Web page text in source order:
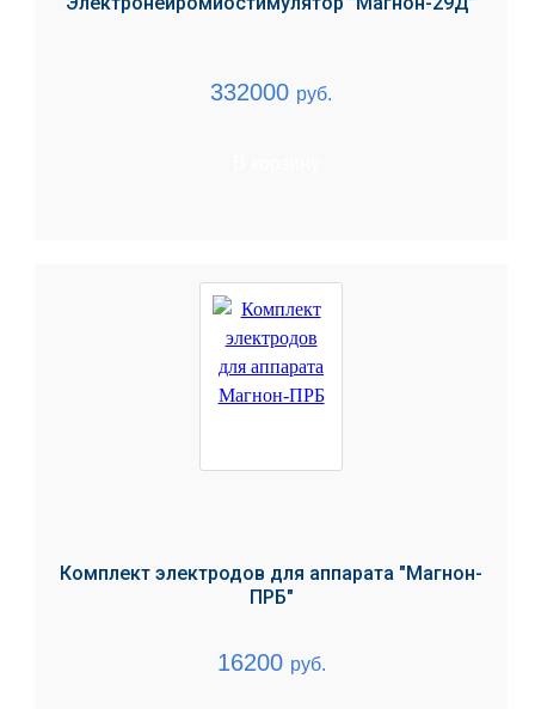
332000 руб.
Комплект электродов для аппарата "Магнон-
ПРБ"
16200 руб.